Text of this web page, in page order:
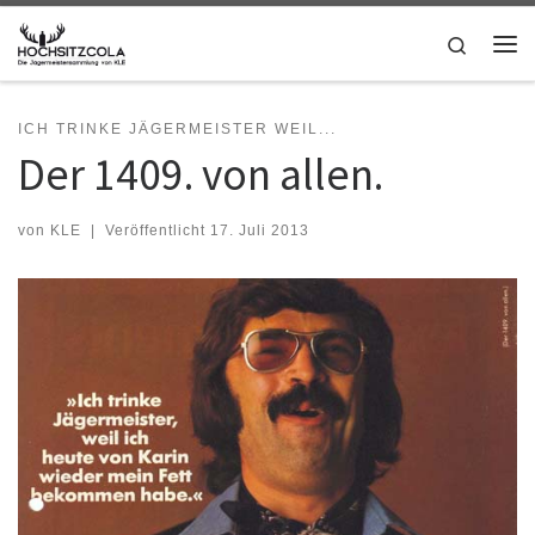
Zum Inhalt springen
Search
ICH TRINKE JÄGERMEISTER WEIL...
Der 1409. von allen.
von KLE Veröffentlicht 17. Juli 2013